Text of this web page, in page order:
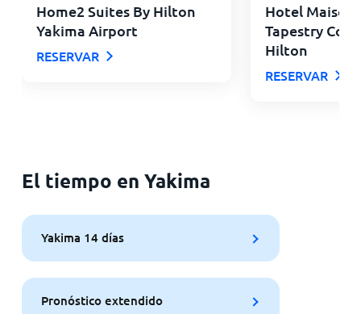
Home2 Suites By Hilton
Yakima Airport
RESERVAR
Hotel Maison
Tapestry
Hilton
RESERVAR
El tiempo en Yakima
Yakima 14 días
Pronóstico extendido